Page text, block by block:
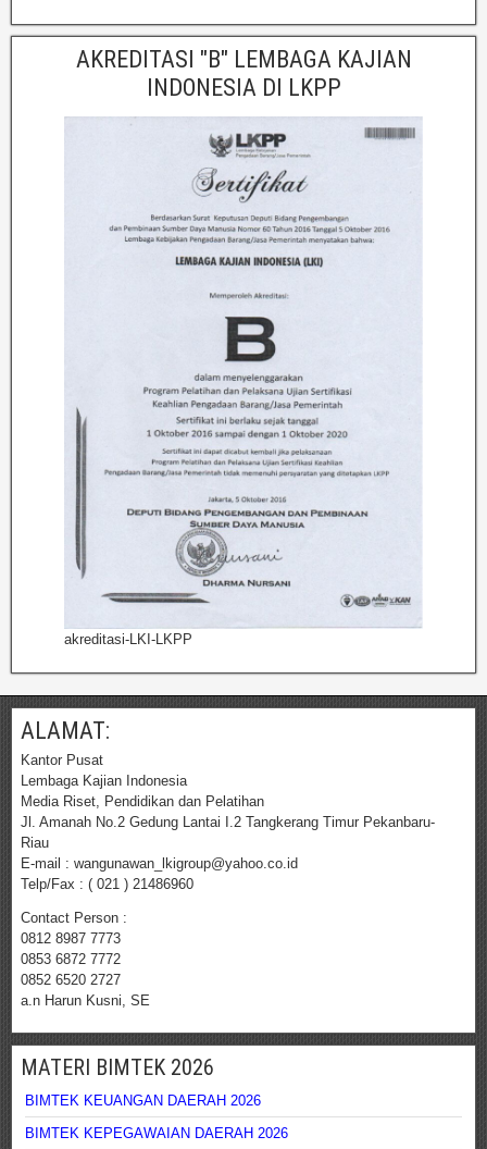
AKREDITASI "B" LEMBAGA KAJIAN
INDONESIA DI LKPP
akreditasi-LKI-LKPP
ALAMAT:
Kantor Pusat
Lembaga Kajian Indonesia
Media Riset, Pendidikan dan Pelatihan
Jl. Amanah No.2 Gedung Lantai I.2 Tangkerang Timur Pekanbaru-
Riau
E-mail : wangunawan_lkigroup@yahoo.co.id
Telp/Fax : ( 021 ) 21486960
Contact Person :
0812 8987 7773
0853 6872 7772
0852 6520 2727
a.n Harun Kusni, SE
MATERI BIMTEK 2026
BIMTEK KEUANGAN DAERAH 2026
BIMTEK KEPEGAWAIAN DAERAH 2026